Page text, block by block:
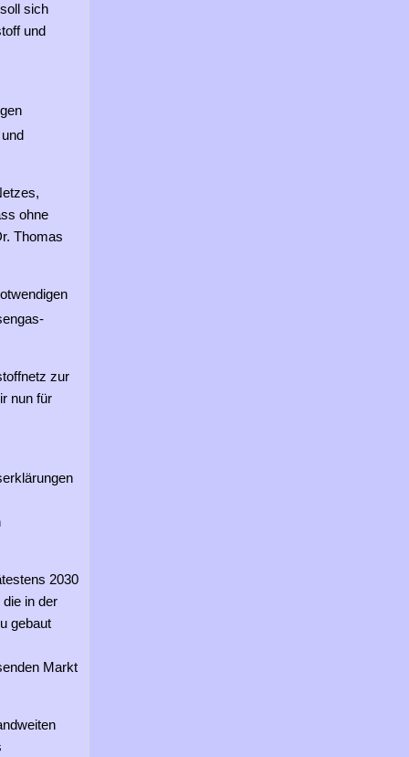
sich
und
ohne
Thomas
zur
nun für
2030
in der
gebaut
Markt